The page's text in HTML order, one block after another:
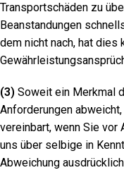
Transportschäden zu
Beanstandungen
dem nicht nach, hat
(3) Soweit ein Merkmal
Anforderungen
vereinbart, wenn Sie vor
uns über selbige in
Abweichung